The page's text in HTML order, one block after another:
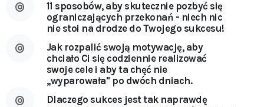
11 sposobów, aby skutecznie pozbyć się
ograniczających przekonań - niech nic
nie stoi na drodze do Twojego sukcesu!
Jak rozpalić swoją motywację, aby
chciało Ci się codziennie realizować
swoje cele i aby ta chęć nie
,,wyparowała'' po dwóch dniach.
Dlaczego sukces jest tak naprawdę